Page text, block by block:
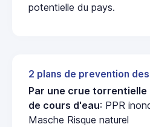
potentielle du pays.
2 plans de prevention
Par une crue torrentielle
de cours d'eau: PPR
Masche Risque naturel